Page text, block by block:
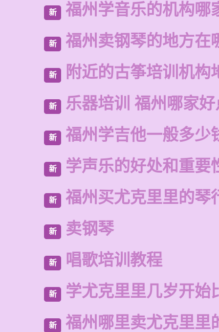
新 福州学音乐的机构哪
新 福州卖钢琴的地方在
新 附近的古筝培训机构
新 乐器培训 福州哪家
新 福州学吉他一般多少
新 学声乐的好处和重要
新 福州买尤克里里的琴
新 卖钢琴
新 唱歌培训教程
新 学尤克里里几岁开始
新 福州哪里卖尤克里里